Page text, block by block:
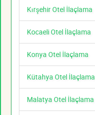
Kırşehir Otel İlaçlama
Kocaeli Otel İlaçlama
Konya Otel İlaçlama
Kütahya Otel İlaçlama
Malatya Otel İlaçlama